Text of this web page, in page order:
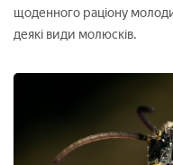
щоденного раціону
деякі види молюсків.